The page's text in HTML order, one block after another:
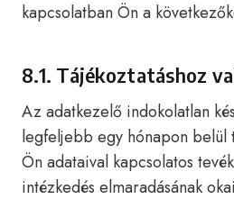
kapcsolatban Ön a
8.1. Tájékoztatáshoz
Az adatkezelő indokolatlan
legfeljebb egy hónapon belül
Ön adataival kapcsolatos
intézkedés elmaradásának